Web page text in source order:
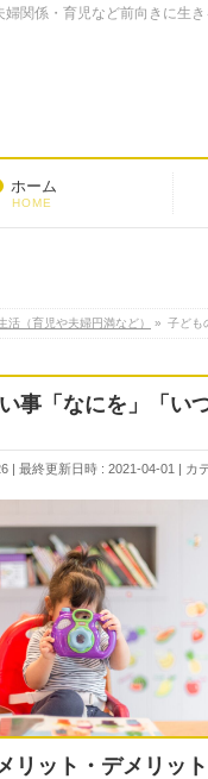
婦関係・育児など前向きに生
ホーム
HOME
活（育児や夫婦円満など） » 子ども
事「なにを」「い
最終更新日時 : 2021-04-01 カ
リット・デメリット